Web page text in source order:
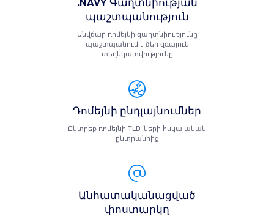
.NAVY Գաղտնիության
պաշտպանություն
Անվճար դոմեյնի գաղտնիությունը
պաշտպանում է ձեր զգայուն
տեղեկատվությունը
Դոմեյնի ընդլայնումներ
Ընտրեք դոմեյնի TLD-ների հսկայական
ընտրանիից
Անհատականացված
փոստարկղ